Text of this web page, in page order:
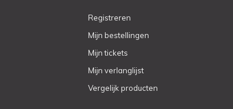
Registreren
Mijn bestellingen
Mijn tickets
Mijn verlanglijst
Vergelijk producten